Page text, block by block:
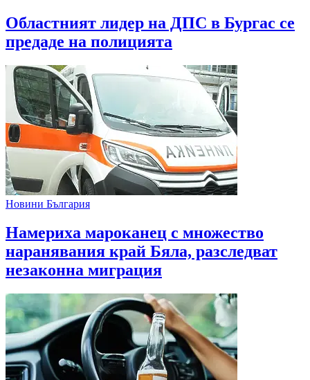
Областният лидер на ДПС в Бургас се
предаде на полицията
Новини България
Намериха мароканец с множество
наранявания край Бяла, разследват
незаконна миграция